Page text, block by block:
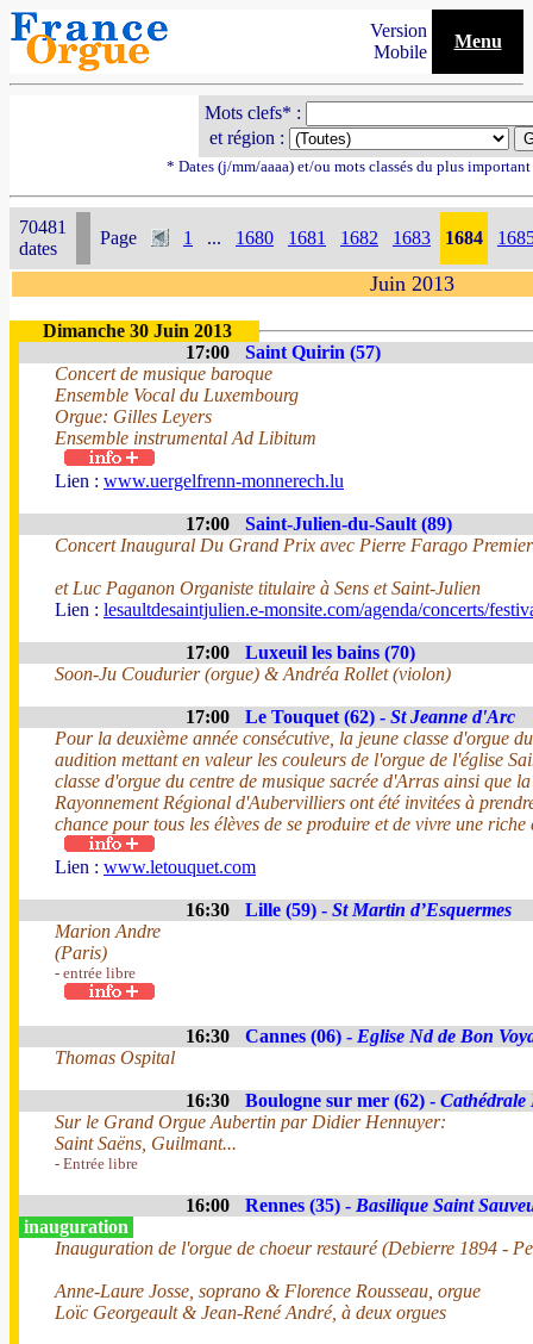
Version
Mobile
Menu
Mots clefs* :
et région :
* Dates (j/mm/aaaa) et/ou mots classés du plus
70481
dates
Page 1 ... 1680 1681 1682 1683 1684
Juin 2013
Dimanche 30 Juin 2013
17:00
Saint Quirin (57)
Concert de musique baroque
Ensemble Vocal du Luxembourg
Orgue: Gilles Leyers
Ensemble instrumental Ad Libitum
Lien : www.uergelfrenn-monnerech.lu
17:00
Saint-Julien-du-Sault (89)
Concert Inaugural Du Grand Prix avec Pierre Farago
et Luc Paganon Organiste titulaire à Sens et Saint-Julien
Lien : lesaultdesaintjulien.e-monsite.com/agenda/concerts/
17:00
Luxeuil les bains (70)
Soon-Ju Coudurier (orgue) & Andréa Rollet (violon)
17:00 Le Touquet (62) - St Jeanne d'Arc
Pour la deuxième année consécutive, la jeune classe d'orgue
audition mettant en valeur les couleurs de l'orgue de l'église
classe d'orgue du centre de musique sacrée d'Arras ainsi que
Rayonnement Régional d'Aubervilliers ont été invitées à
chance pour tous les élèves de se produire et de vivre une riche
Lien : www.letouquet.com
16:30 Lille (59) - St Martin d’Esquermes
Marion Andre
(Paris)
- entrée libre
16:30 Cannes (06) - Eglise Nd de Bon
Thomas Ospital
16:30 Boulogne sur mer (62) - Cathédrale
Sur le Grand Orgue Aubertin par Didier Hennuyer:
Saint Saëns, Guilmant...
- Entrée libre
16:00 Rennes (35) - Basilique Saint
inauguration
Inauguration de l'orgue de choeur restauré (Debierre 1894 -
Anne-Laure Josse, soprano & Florence Rousseau, orgue
Loïc Georgeault & Jean-René André, à deux orgues